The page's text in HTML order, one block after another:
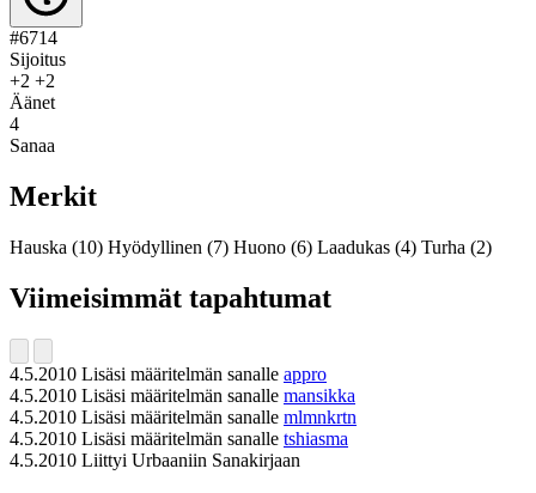
#6714
Sijoitus
+2 +2
Äänet
4
Sanaa
Merkit
Hauska (10) Hyödyllinen (7) Huono (6) Laadukas (4) Turha (2)
Viimeisimmät tapahtumat
4.5.2010 Lisäsi määritelmän sanalle appro
4.5.2010 Lisäsi määritelmän sanalle mansikka
4.5.2010 Lisäsi määritelmän sanalle mlmnkrtn
4.5.2010 Lisäsi määritelmän sanalle tshiasma
4.5.2010 Liittyi Urbaaniin Sanakirjaan